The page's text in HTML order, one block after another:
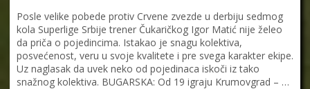
Posle velike pobede protiv Crvene zvezde u derbiju sedmog
kola Superlige Srbije trener Čukaričkog Igor Matić nije želeo
da priča o pojedincima. Istakao je snagu kolektiva,
posvećenost, veru u svoje kvalitete i pre svega karakter ekipe.
Uz naglasak da uvek neko od pojedinaca iskoči iz tako
snažnog kolektiva. BUGARSKA: Od 19 igraju Krumovgrad – …